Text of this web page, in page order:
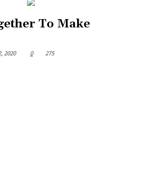
To Make
2020 0 275